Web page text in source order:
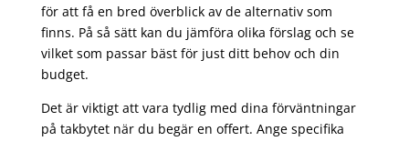
för att få en bred överblick av de alternativ som
finns. På så sätt kan du jämföra olika förslag och se
vilket som passar bäst för just ditt behov och din
budget.
Det är viktigt att vara tydlig med dina förväntningar
på takbytet när du begär en offert. Ange specifika